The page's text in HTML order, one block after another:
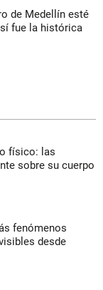
de Medellín esté
fue la histórica
físico: las
sobre su cuerpo
fenómenos
desde